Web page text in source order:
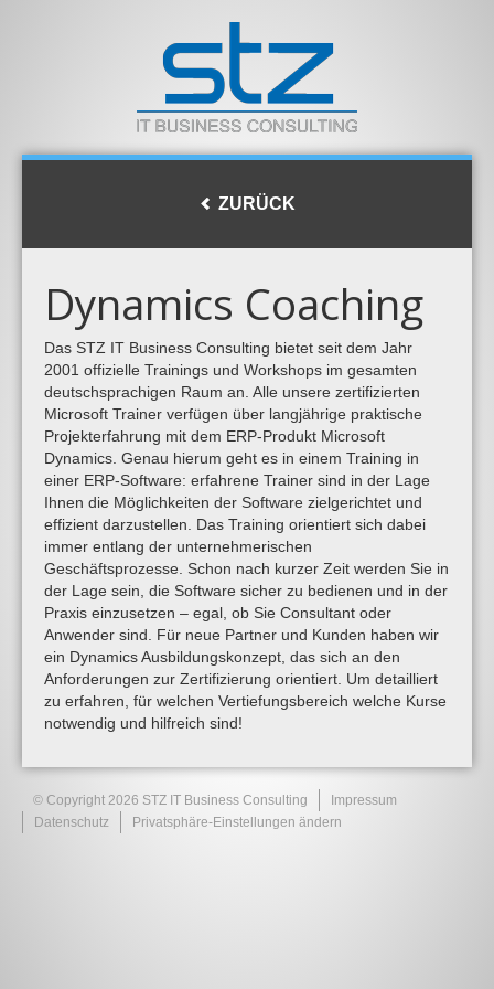
ZURÜCK
Dynamics Coaching
Das STZ IT Business Consulting bietet seit dem Jahr
2001 offizielle Trainings und Workshops im gesamten
deutschsprachigen Raum an. Alle unsere zertifizierten
Microsoft Trainer verfügen über langjährige praktische
Projekterfahrung mit dem ERP-Produkt Microsoft
Dynamics. Genau hierum geht es in einem Training in
einer ERP-Software: erfahrene Trainer sind in der Lage
Ihnen die Möglichkeiten der Software zielgerichtet und
effizient darzustellen. Das Training orientiert sich dabei
immer entlang der unternehmerischen
Geschäftsprozesse. Schon nach kurzer Zeit werden Sie in
der Lage sein, die Software sicher zu bedienen und in der
Praxis einzusetzen – egal, ob Sie Consultant oder
Anwender sind. Für neue Partner und Kunden haben wir
ein Dynamics Ausbildungskonzept, das sich an den
Anforderungen zur Zertifizierung orientiert. Um detailliert
zu erfahren, für welchen Vertiefungsbereich welche Kurse
notwendig und hilfreich sind!
© Copyright 2026 STZ IT Business Consulting
Impressum
Datenschutz
Privatsphäre-Einstellungen ändern